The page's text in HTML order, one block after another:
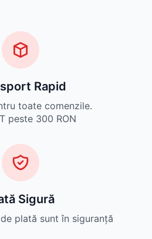
Rapid
toate comenzile.
peste 300 RON
Sigură
plată sunt în siguranță